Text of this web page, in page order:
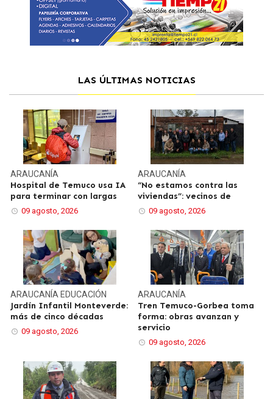
LAS ÚLTIMAS NOTICIAS
ARAUCANÍA
Hospital de Temuco usa IA
para terminar con largas
09 agosto, 2026
ARAUCANÍA
“No estamos contra las
viviendas”: vecinos de
09 agosto, 2026
ARAUCANÍA EDUCACIÓN
Jardín Infantil Monteverde:
más de cinco décadas
09 agosto, 2026
ARAUCANÍA
Tren Temuco-Gorbea toma
forma: obras avanzan y
servicio
09 agosto, 2026